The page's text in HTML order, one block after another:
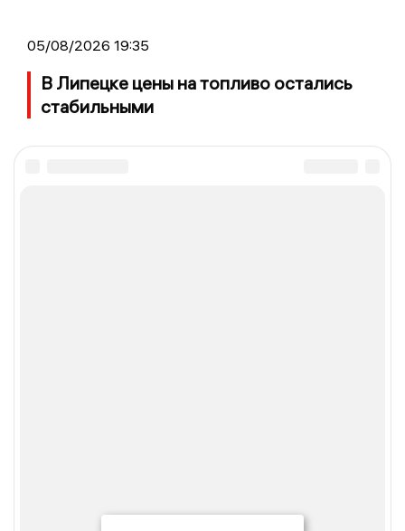
05/08/2026 19:35
В Липецке цены на топливо остались
стабильными